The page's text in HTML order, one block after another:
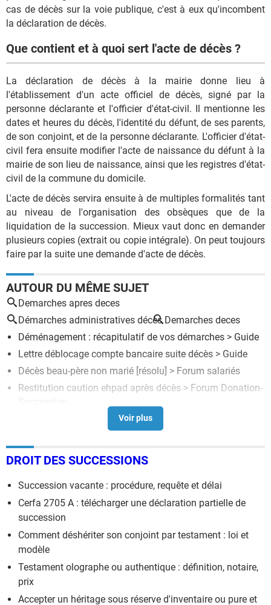
cas de décès sur la voie publique, c'est à eux qu'incombent
la déclaration de décès.
Que contient et à quoi sert l'acte de décès ?
La déclaration de décès à la mairie donne lieu à
l'établissement d'un acte officiel de décès, signé par la
personne déclarante et l'officier d'état-civil. Il mentionne les
dates et heures du décès, l'identité du défunt, de ses parents,
de son conjoint, et de la personne déclarante. L'officier d'état-
civil fera ensuite modifier l'acte de naissance du défunt à la
mairie de son lieu de naissance, ainsi que les registres d'état-
civil de la commune du domicile.
L'acte de décès servira ensuite à de multiples formalités tant
au niveau de l'organisation des obsèques que de la
liquidation de la succession. Mieux vaut donc en demander
plusieurs copies (extrait ou copie intégrale). On peut toujours
faire par la suite une demande d'acte de décès.
AUTOUR DU MÊME SUJET
Demarches apres deces
Démarches administratives décès Demarches deces
Déménagement : récapitulatif de vos démarches > Guide
Lettre déblocage compte bancaire suite décès > Guide
Décès beau-père non marié [résolu] > Forum salariés
Restitution caution ehpad après décès > Forum Donation-
Obligation de prévenir la famille en cas de décès
Forum Donation-Succession
DROIT DES SUCCESSIONS
Succession vacante : procédure, requête et délai
Cerfa 2705 A : télécharger une déclaration partielle de
succession
Comment déshériter son conjoint par testament : loi et
modèle
Testament olographe ou authentique : définition, notaire,
prix
Accepter un héritage sous réserve d'inventaire ou pure et